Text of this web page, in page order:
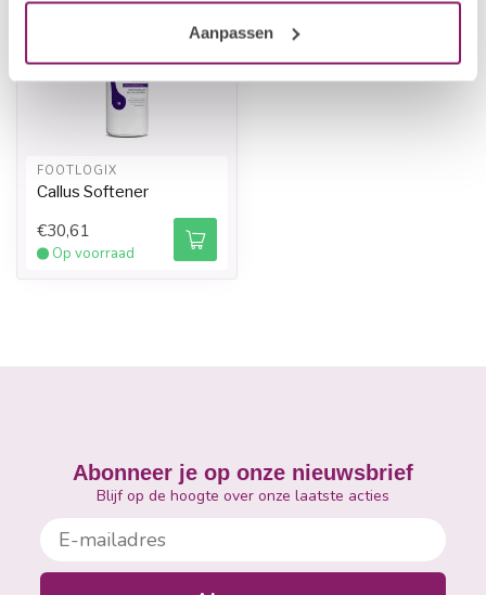
Aanpassen
FOOTLOGIX
Callus Softener
€30,61
Op voorraad
Abonneer je op onze nieuwsbrief
Blijf op de hoogte over onze laatste acties
E-mailadres